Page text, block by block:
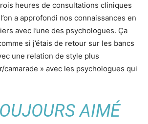
heures de consultations cliniques
a approfondi nos connaissances en
avec l’une des psychologues. Ça
si j’étais de retour sur les bancs
une relation de style plus
camarade » avec les psychologues qui
AIMÉ